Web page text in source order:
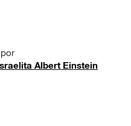
Albert Einstein